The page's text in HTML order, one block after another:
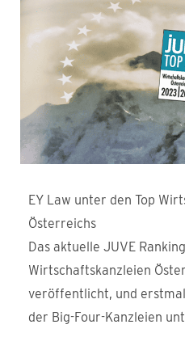
EY Law unter den Top
Österreichs
Das aktuelle JUVE
Wirtschaftskanzleien
veröffentlicht, und
der Big-Four-Kanzleien